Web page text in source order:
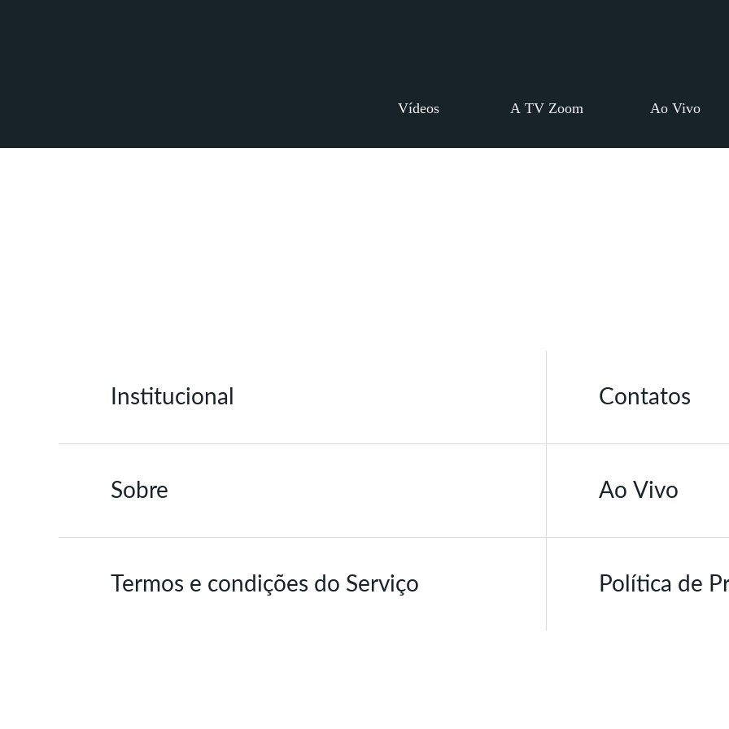
Vídeos A TV Zoom Ao Vivo
Institucional Contatos
Sobre Ao Vivo
Termos e condições do Serviço Política de